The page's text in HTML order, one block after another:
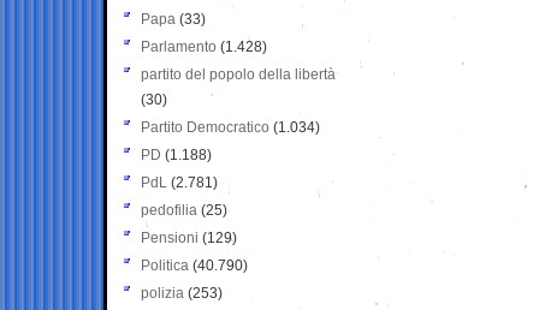
Papa (33)
Parlamento (1.428)
partito del popolo della libertà
(30)
Partito Democratico (1.034)
PD (1.188)
PdL (2.781)
pedofilia (25)
Pensioni (129)
Politica (40.790)
polizia (253)